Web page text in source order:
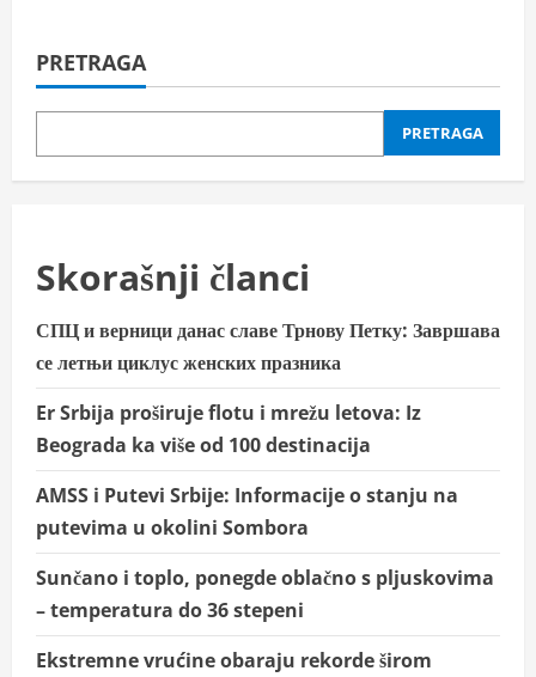
PRETRAGA
PRETRAGA
Skorašnji članci
СПЦ и верници данас славе Трнову Петку: Завршава
се летњи циклус женских празника
Er Srbija proširuje flotu i mrežu letova: Iz
Beograda ka više od 100 destinacija
AMSS i Putevi Srbije: Informacije o stanju na
putevima u okolini Sombora
Sunčano i toplo, ponegde oblačno s pljuskovima
– temperatura do 36 stepeni
Ekstremne vrućine obaraju rekorde širom